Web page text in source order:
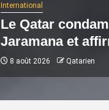
International
Le Qatar
Jaramana et
8 août 2026 Qatarien